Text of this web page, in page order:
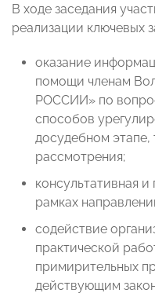
В ходе заседания
реализации ключевых
оказание
помощи членам
РОССИИ» по
способов
досудебном этапе,
рассмотрения;
консультативная
рамках
содействие
практической
примирительных
действующим